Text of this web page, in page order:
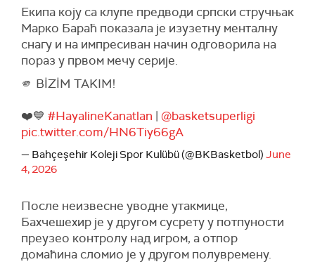
Екипа коју са клупе предводи српски стручњак
Марко Бараћ показала је изузетну менталну
снагу и на импресиван начин одговорила на
пораз у првом мечу серије.
🫵 BİZİM TAKIM!
❤️💙 #HayalineKanatlan | @basketsuperligi
pic.twitter.com/HN6Tiy66gA
— Bahçeşehir Koleji Spor Kulübü (@BKBasketbol) June
4, 2026
После неизвесне уводне утакмице,
Бахчешехир је у другом сусрету у потпуности
преузео контролу над игром, а отпор
домаћина сломио је у другом полувремену.